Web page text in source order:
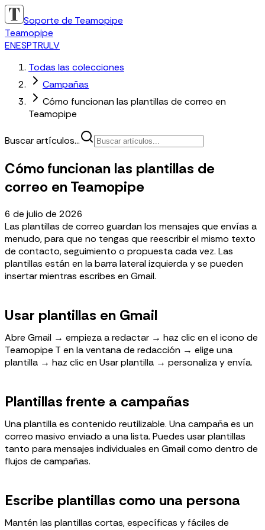
Soporte de Teamopipe
Teamopipe
ENESPTRULV
Todas las colecciones
Campañas
Cómo funcionan las plantillas de correo en
Teamopipe
Buscar artículos...
Cómo funcionan las plantillas de
correo en Teamopipe
6 de julio de 2026
Las plantillas de correo guardan los mensajes que envías a
menudo, para que no tengas que reescribir el mismo texto
de contacto, seguimiento o propuesta cada vez. Las
plantillas están en la barra lateral izquierda y se pueden
insertar mientras escribes en Gmail.
Usar plantillas en Gmail
Abre Gmail → empieza a redactar → haz clic en el icono de
Teamopipe T en la ventana de redacción → elige una
plantilla → haz clic en Usar plantilla → personaliza y envía.
Plantillas frente a campañas
Una plantilla es contenido reutilizable. Una campaña es un
correo masivo enviado a una lista. Puedes usar plantillas
tanto para mensajes individuales en Gmail como dentro de
flujos de campañas.
Escribe plantillas como una persona
Mantén las plantillas cortas, específicas y fáciles de